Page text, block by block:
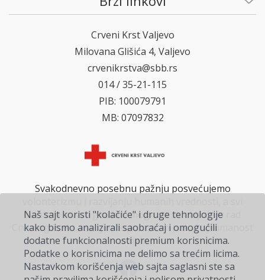
Crveni Krst Valjevo
Milovana Glišića 4, Valjevo
crvenikrstva@sbb.rs
014 / 35-21-115
PIB: 100079791
MB: 07097832
Svakodnevno posebnu pažnju posvećujemo
zainteresovani građani mogu da se uključe u rad
Crvenog krsta, i svojim doprinosom pokažu humanost
na delu.
Naš sajt koristi "kolačiće" i druge tehnologije
kako bismo analizirali saobraćaj i omogućili
dodatne funkcionalnosti premium korisnicima.
Podatke o korisnicima ne delimo sa trećim licima.
Nastavkom korišćenja web sajta saglasni ste sa